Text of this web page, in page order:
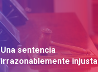
Una sentencia
irrazonablemente injusta